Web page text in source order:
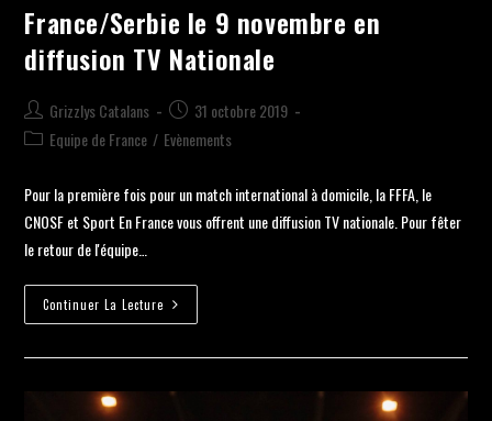
France/Serbie le 9 novembre en
diffusion TV Nationale
Grizzlys Catalans
31 octobre 2019
Equipe de France / Evènements
Pour la première fois pour un match international à domicile, la FFFA, le
CNOSF et Sport En France vous offrent une diffusion TV nationale. Pour fêter
le retour de l'équipe…
Continuer La Lecture